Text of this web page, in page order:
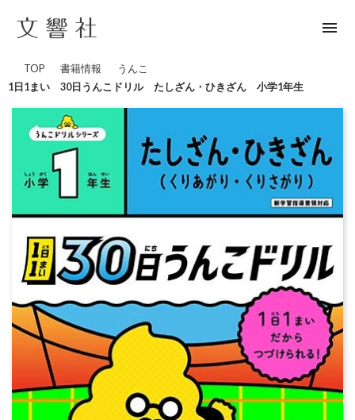
menu
TOP 書籍情報
うんこ
1日1まい 30日うんこドリル たしざん・ひきざん 小学1年生